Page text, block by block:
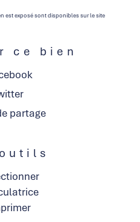
est exposé sont disponibles sur le site
ce bien
partage
outils